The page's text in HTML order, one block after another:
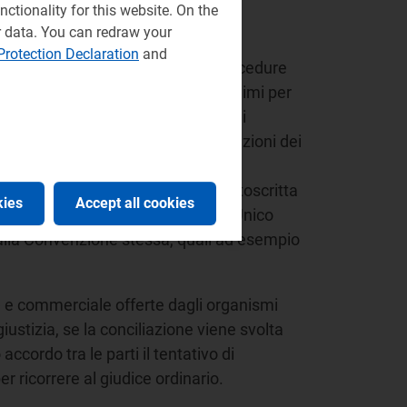
dell'Autorità, che offrono procedure
consumo, gratuite o a costi minimi per
che offrono procedure di
stipulati fra esercenti e associazioni dei
aderito alla Convenzione sottoscritta
applicano il Regolamento Unico
Convenzione stessa, quali ad esempio
commerciale offerte dagli organismi
se la conciliazione viene svolta
tra le parti il tentativo di
ricorrere al giudice ordinario.
for this website. On the
You can redraw your
Declaration and
Accept all cookies